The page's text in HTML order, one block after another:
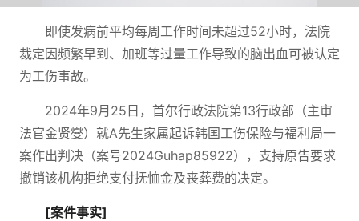
即使发病前平均每周工作时间未超过52小时，法院
裁定因频繁早到、加班等过量工作导致的脑出血可被认定
为工伤事故。
2024年9月25日，首尔行政法院第13行政部（主审
法官金贤燮）就A先生家属起诉韩国工伤保险与福利局一
案作出判决（案号2024Guhap85922），支持原告要求
撤销该机构拒绝支付抚恤金及丧葬费的决定。
[案件事实]